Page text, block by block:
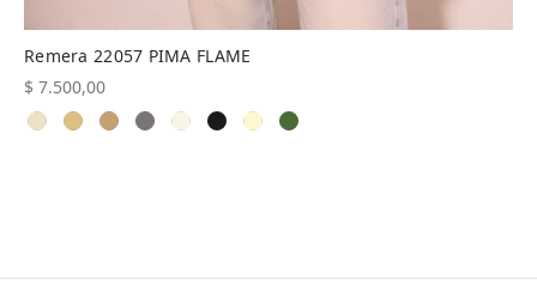
Remera 22057 PIMA FLAME
$ 7.500,00